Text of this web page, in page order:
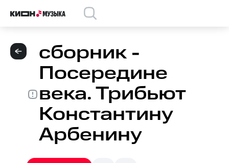
сборник -
Посередине
века. Трибьют
Константину
Арбенину